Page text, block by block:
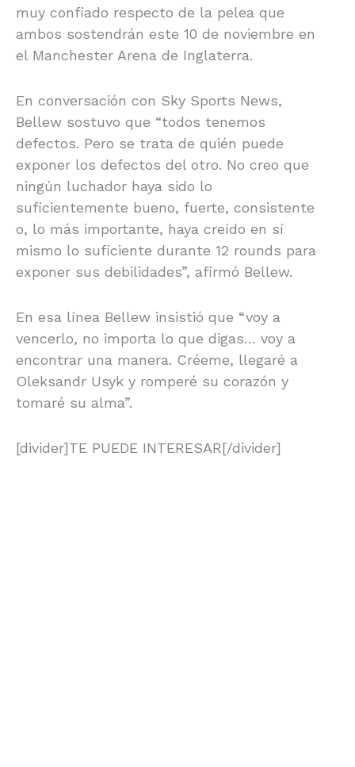
muy confiado respecto de la pelea que
ambos sostendrán este 10 de noviembre en
el Manchester Arena de Inglaterra.
En conversación con Sky Sports News,
Bellew sostuvo que “todos tenemos
defectos. Pero se trata de quién puede
exponer los defectos del otro. No creo que
ningún luchador haya sido lo
suficientemente bueno, fuerte, consistente
o, lo más importante, haya creído en sí
mismo lo suficiente durante 12 rounds para
exponer sus debilidades”, afirmó Bellew.
En esa línea Bellew insistió que “voy a
vencerlo, no importa lo que digas… voy a
encontrar una manera. Créeme, llegaré a
Oleksandr Usyk y romperé su corazón y
tomaré su alma”.
[divider]TE PUEDE INTERESAR[/divider]